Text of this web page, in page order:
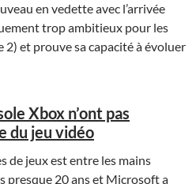
en vedette avec l’arrivée
trop ambitieux pour les
et prouve sa capacité à évoluer
Xbox n’ont pas
du jeu vidéo
de jeux est entre les mains
presque 20 ans et Microsoft a